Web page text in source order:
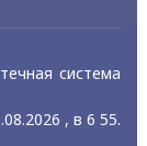
система
, в 6 55.